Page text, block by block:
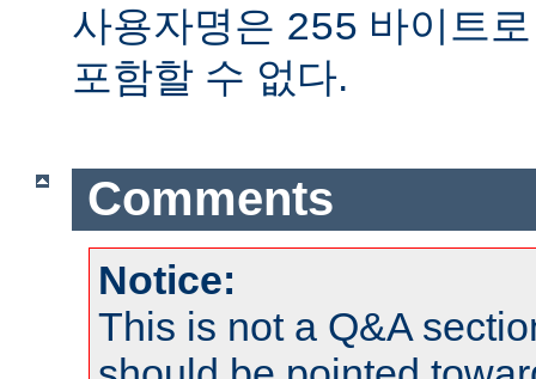
사용자명은 255 바이트
포함할 수 없다.
Comments
Notice:
This is not a Q&A